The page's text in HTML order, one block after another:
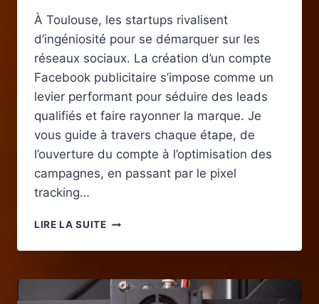
À Toulouse, les startups rivalisent
d’ingéniosité pour se démarquer sur les
réseaux sociaux. La création d’un compte
Facebook publicitaire s’impose comme un
levier performant pour séduire des leads
qualifiés et faire rayonner la marque. Je
vous guide à travers chaque étape, de
l’ouverture du compte à l’optimisation des
campagnes, en passant par le pixel
tracking…
LIRE LA SUITECRÉER
COMPTE
ADS
POUR